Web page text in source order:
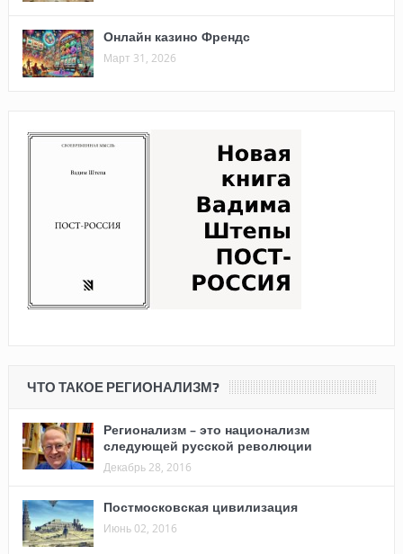
Онлайн казино Френдс
Март 31, 2026
ЧТО ТАКОЕ РЕГИОНАЛИЗМ?
Регионализм – это национализм
следующей русской революции
Декабрь 28, 2016
Постмосковская цивилизация
Июнь 02, 2016